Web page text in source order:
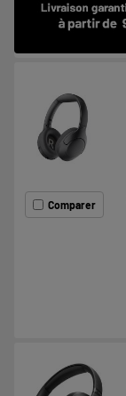
Comparer